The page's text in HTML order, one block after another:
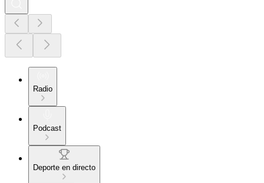
Radio
Podcast
Deporte en directo